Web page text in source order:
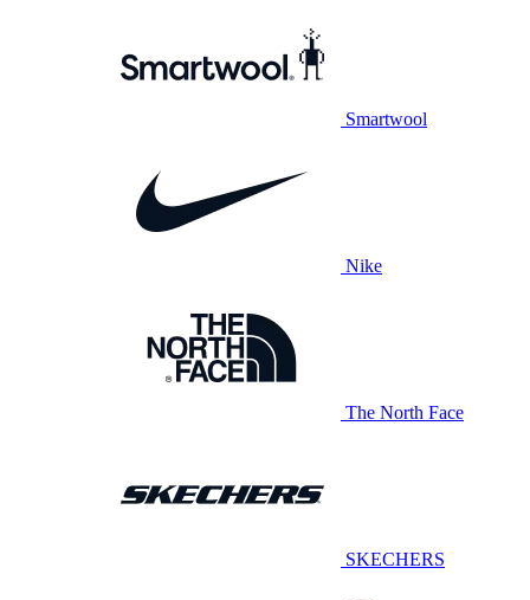
Smartwool
Nike
The North Face
SKECHERS